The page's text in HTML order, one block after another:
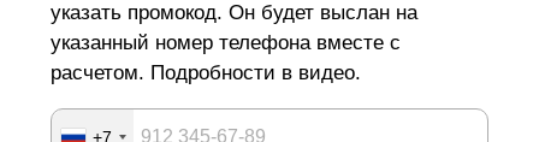
указать промокод. Он будет выслан на
указанный номер телефона вместе с
расчетом. Подробности в видео.
+7